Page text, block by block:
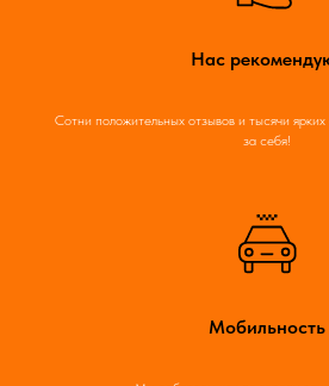
Нас
Сотни положительных отзывов и тысячи
за себя!
Мобильность